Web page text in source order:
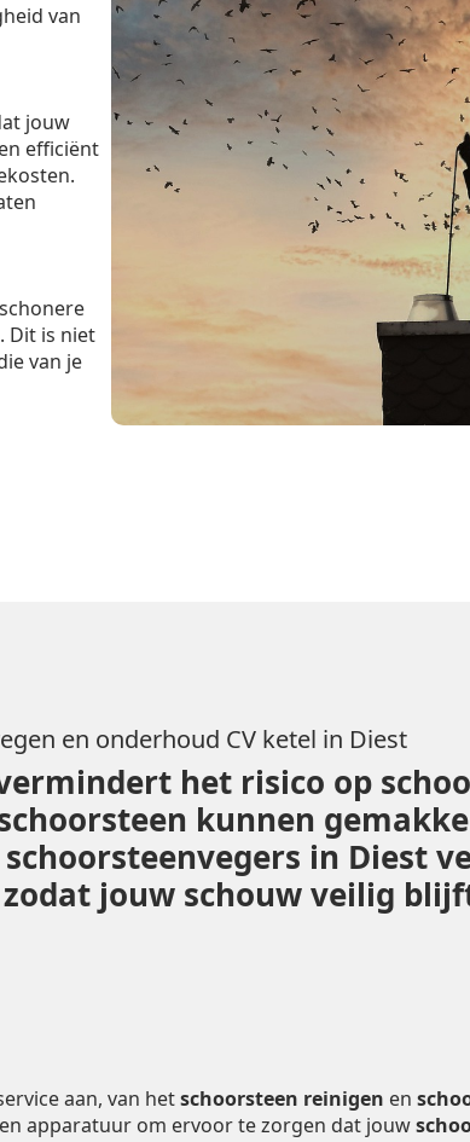
van
jouw
efficiënt
Dit is niet
van je
en onderhoud CV ketel in Diest
het risico op
kunnen
in Diest
jouw schouw veilig
aan, van hetschoorsteen reinigen en
apparatuur om ervoor te zorgen dat jouw